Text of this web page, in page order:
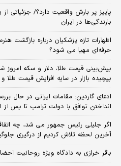
پاییز پر بارش واقعیت دارد؟/ جزئیاتی از
بارندگی‌ها در ایران
اظهارات تازه پزشکیان درباره بازگشت
حرفه‌ای مهیا می شود؟
پیچیده بازار در سایه افزایش قیمت طلا
ادعای گاردین: مقامات ایرانی در حال
انداختن توافق با دولت ترامپ تا پس از
اگر جلیلی رئیس جمهور می شد، چه
آخرین لحظه تلاش کردیم از درگیری
باقر خرازی به دادگاه ویژه روحانیت